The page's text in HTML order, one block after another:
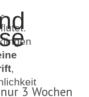
,
3 Wochen